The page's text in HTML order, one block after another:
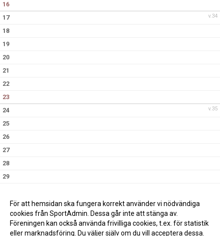
16
v.34
17
18
19
20
21
22
23
v.35
24
25
26
27
28
29
För att hemsidan ska fungera korrekt använder vi nödvändiga
cookies från SportAdmin. Dessa går inte att stänga av.
Föreningen kan också använda frivilliga cookies, t.ex. för statistik
eller marknadsföring. Du väljer själv om du vill acceptera dessa.